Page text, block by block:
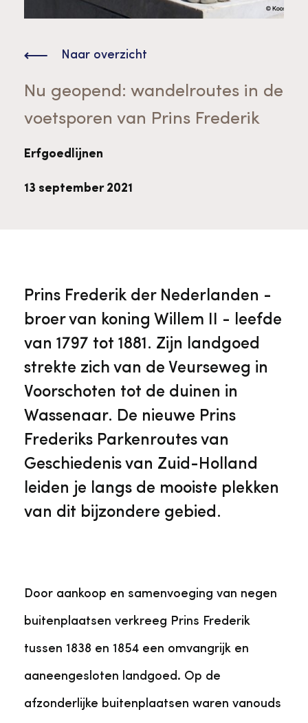
Ergoedvrijwilligersprijs
Downloads en nieuwsbrieven
Advies en ondersteuning voor
vrijwilligers
Museumplatform Zuid-Holland
Collectiebeheer
Geschiedenis van Zuid-Holland
Ervenconsulent
Aanvraagformulier
Veelgestelde vragen
Ons team
Over de Monumentenwacht
Onze medewerkers
Jaarstukken
Vacatures
Tarieven
Algemene voorwaarden
Bekijk meer over ons
Nu geopend: wandelroutes in de
voetsporen van Prins Frederik
Erfgoedlijnen
13 september 2021
Naar overzicht
Prins Frederik der Nederlanden -
broer van koning Willem II - leefde
van 1797 tot 1881. Zijn landgoed
strekte zich van de Veurseweg in
Voorschoten tot de duinen in
Wassenaar. De nieuwe Prins
Frederiks Parkenroutes van
Geschiedenis van Zuid-Holland
leiden je langs de mooiste plekken
van dit bijzondere gebied.
Door aankoop en samenvoeging van negen
buitenplaatsen verkreeg Prins Frederik
tussen 1838 en 1854 een omvangrijk en
aaneengesloten landgoed. Op de
afzonderlijke buitenplaatsen waren vanouds